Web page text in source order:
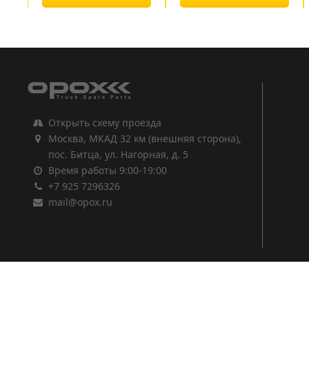
Открыть схему проезда
Москва, МКАД 32 км (внешняя сторона),
пос. Битца, ул. Нагорная, д. 5
Время работы 9:00-19:00
+7 925 7296326
mail@opox.ru